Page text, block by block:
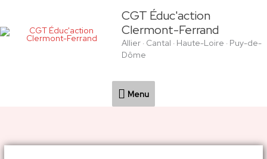
contenu
CGT Éduc'action
Clermont-Ferrand
Allier · Cantal · Haute-Loire · Puy-de-
Dôme
Menu
Menu